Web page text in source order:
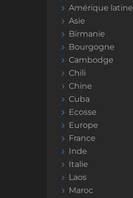
Amérique latine
Asie
Birmanie
Bourgogne
Cambodge
Chili
Chine
Cuba
Ecosse
Europe
France
Inde
Italie
Laos
Maroc